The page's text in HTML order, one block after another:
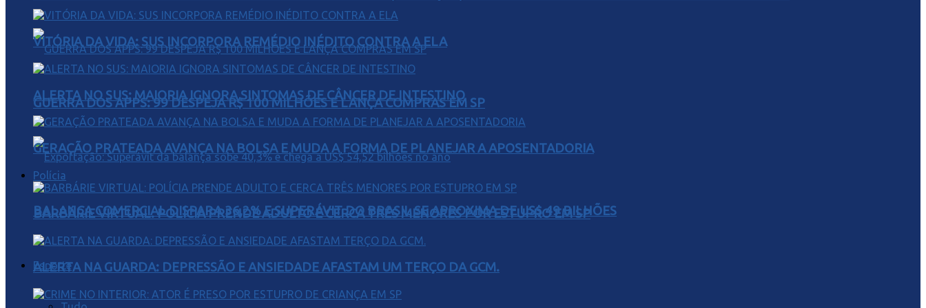
GUERRA DOS APPS: 99 DESPEJA R$ 100 MILHÕES E LANÇA COMPRAS EM SP
BALANÇA COMERCIAL DISPARA 36,2% E SUPERÁVIT DO BRASIL SE APROXIMA DE US$ 49 BILHÕES
Esporte
VITÓRIA DA VIDA: SUS INCORPORA REMÉDIO INÉDITO CONTRA A ELA
ALERTA NO SUS: MAIORIA IGNORA SINTOMAS DE CÂNCER DE INTESTINO
GERAÇÃO PRATEADA AVANÇA NA BOLSA E MUDA A FORMA DE PLANEJAR A APOSENTADORIA
Polícia
BARBÁRIE VIRTUAL: POLÍCIA PRENDE ADULTO E CERCA TRÊS MENORES POR ESTUPRO EM SP
ALERTA NA GUARDA: DEPRESSÃO E ANSIEDADE AFASTAM UM TERÇO DA GCM.